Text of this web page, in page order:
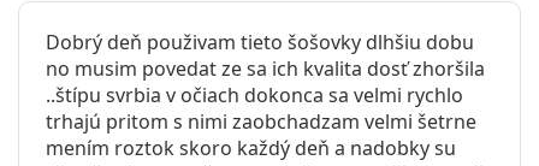
Dobrý deň použivam tieto šošovky dlhšiu dobu
no musim povedat ze sa ich kvalita dosť zhoršila
..štípu svrbia v očiach dokonca sa velmi rychlo
trhajú pritom s nimi zaobchadzam velmi šetrne
mením roztok skoro každý deň a nadobky su